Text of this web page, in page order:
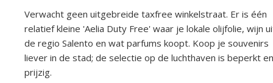
Verwacht geen uitgebreide taxfree winkelstraat. Er is één
relatief kleine 'Aelia Duty Free' waar je lokale olijfolie, wijn
de regio Salento en wat parfums koopt. Koop je souvenirs
liever in de stad; de selectie op de luchthaven is beperkt en
prijzig.